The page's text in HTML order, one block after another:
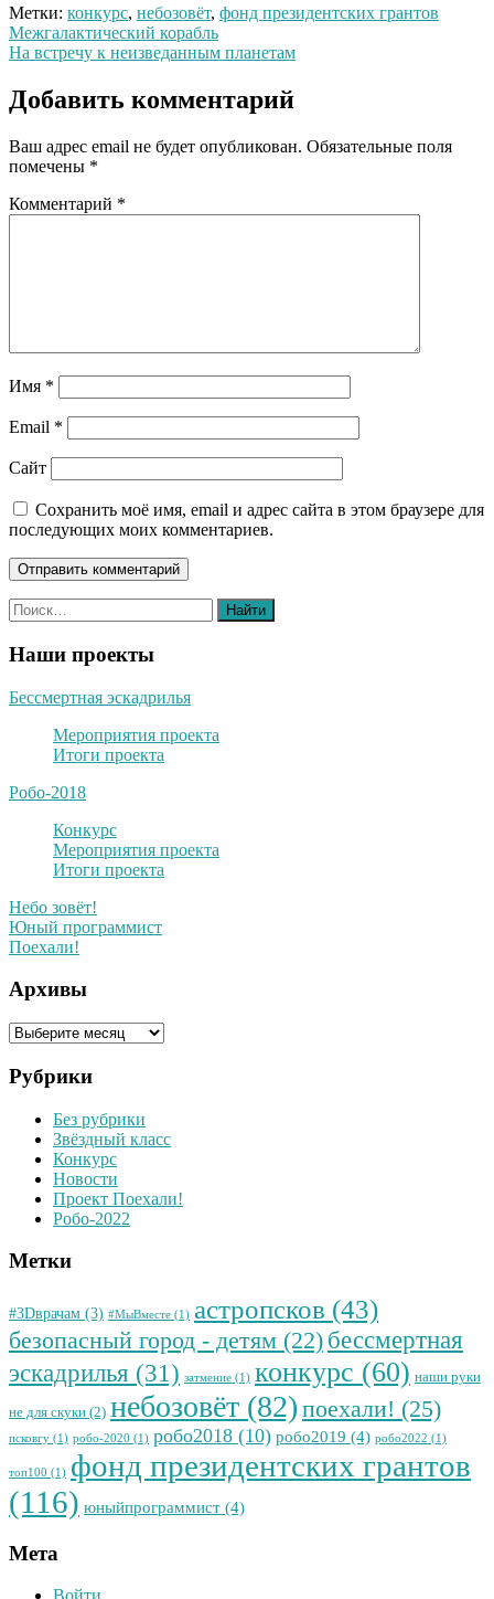
Метки: конкурс, небозовёт, фонд президентских грантов
Навигация
по
записям
Межгалактический корабль
На встречу к неизведанным планетам
Добавить комментарий
Ваш адрес email не будет опубликован. Обязательные поля
помечены *
Комментарий *
Имя *
Email *
Сайт
Сохранить моё имя, email и адрес сайта в этом браузере для
последующих моих комментариев.
Наши проекты
Бессмертная эскадрилья
Мероприятия проекта
Итоги проекта
Робо-2018
Конкурс
Мероприятия проекта
Итоги проекта
Небо зовёт!
Юный программист
Поехали!
Архивы
Архивы
Рубрики
Без рубрики
Звёздный класс
Конкурс
Новости
Проект Поехали!
Робо-2022
Метки
#3Dврачам (3) #МыВместе (1) астропсков (43)
безопасный город - детям (22) бессмертная
эскадрилья (31) затмение (1) конкурс (60) наши руки
не для скуки (2) небозовёт (82) поехали! (25)
псковгу (1) робо-2020 (1) робо2018 (10) робо2019 (4) робо2022 (1)
топ100 (1) фонд президентских грантов
(116) юныйпрограммист (4)
Мета